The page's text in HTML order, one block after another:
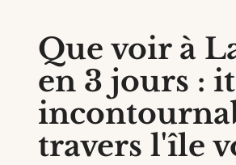
Que voir à
en 3 jours :
travers l'île